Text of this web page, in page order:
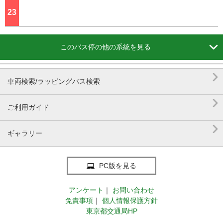
23
このバス停の他の系統を見る 
車両検索/ラッピングバス検索 
ご利用ガイド 
ギャラリー 
PC版を見る
アンケート ｜
お問い合わせ
免責事項 ｜
個人情報保護方針
東京都交通局HP